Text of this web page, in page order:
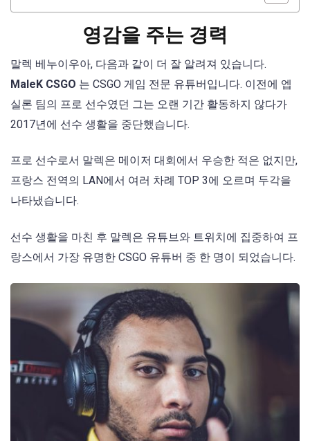
영감을 주는 경력
말렉 베누이우아, 다음과 같이 더 잘 알려져 있습니다.
MaleK CSGO 는 CSGO 게임 전문 유튜버입니다. 이전에 엡
실론 팀의 프로 선수였던 그는 오랜 기간 활동하지 않다가
2017년에 선수 생활을 중단했습니다.
프로 선수로서 말렉은 메이저 대회에서 우승한 적은 없지만,
프랑스 전역의 LAN에서 여러 차례 TOP 3에 오르며 두각을
나타냈습니다.
선수 생활을 마친 후 말렉은 유튜브와 트위치에 집중하여 프
랑스에서 가장 유명한 CSGO 유튜버 중 한 명이 되었습니다.